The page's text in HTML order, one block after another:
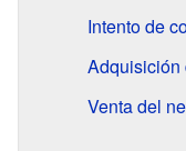
Intento de
Venta del